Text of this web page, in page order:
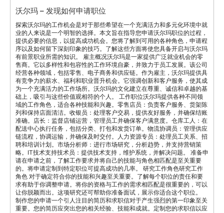
沃尔玛 – 发现如何申请职位
探索沃尔玛的工作机会是对于那些希望在一个充满活力和多元化环境中就
业的人来说是一个明智的选择。本文旨在指导您申请沃尔玛职位的过程，
提供必要的信息，以提高成功机会。您将了解到可用的各种角色，申请程
序以及如何留下深刻印象的技巧。了解这些方面将使您具备开启与沃尔玛
有前景职业所需的知识。 雇主概况沃尔玛是一家提供广泛就业机会的零
售商。它以多样性和包容性的工作环境自豪，并致力于员工发展。该公司
经营各种领域，包括零售、电子商务和供应链。作为雇主，沃尔玛提供具
有竞争力的薪水、福利和职业晋升机会。它强调创新和客户服务，使其成
为一个充满活力的工作场所。沃尔玛的文化建立在尊重、诚信和卓越的基
础上，吸引与这些价值观相符的个人。 工作职位沃尔玛提供各种不同领
域的工作角色，适合各种技能和兴趣。零售店员：负责客户服务、货架陈
列和保持店面清洁。收银员：处理客户交易，提供友好服务，并确保结账
准确。店长：监督店铺运营，管理员工并确保客户满意度。仓库工人：在
配送中心执行任务，包括分类、打包和发货订单。物流协调员：管理供应
链流程，协调运输，并确保及时交付。人力资源专员：处理员工关系、招
聘和培训计划。市场分析师：进行市场研究，分析趋势，并支持营销策
略。IT技术支持技术员：提供技术支持，维护系统，并解决问题。 准备申
请在申请之前，了解工作要求并将自己的技能与角色相匹配是至关重要
的。将申请定制到特定职位可提高成功的几率。 研究工作角色研究工作
角色 对于确定符合你的技能和兴趣至关重要。了解每个职位的责任和要
求有助于你调整申请。将你的资格与工作的需求相匹配是很重要的，可以
让你脱颖而出。这项研究还可帮助你准备面试，展示你适合这个职位。
制作您的申请一个引人注目的简历和求职信对于产生强烈的第一印象至关
重要。您的简历应突出您的相关经验、技能和成就。定制您的求职信以应